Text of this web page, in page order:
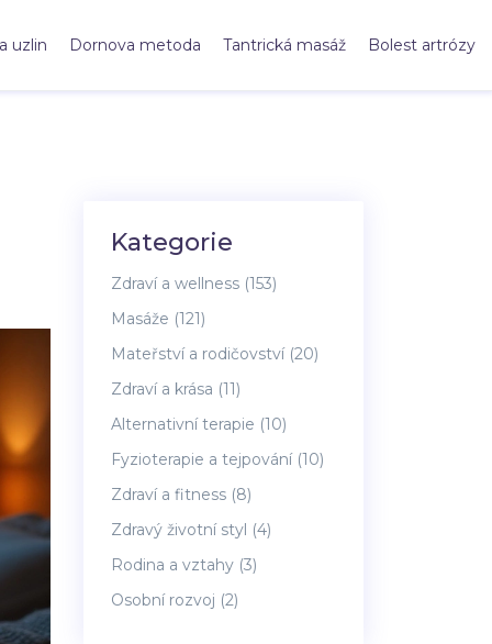
uzlin Dornova metoda Tantrická masáž Bolest artrózy
Kategorie
Zdraví a wellness (153)
Masáže (121)
Mateřství a rodičovství (20)
Zdraví a krása (11)
Alternativní terapie (10)
Fyzioterapie a tejpování (10)
Zdraví a fitness (8)
Zdravý životní styl (4)
Rodina a vztahy (3)
Osobní rozvoj (2)